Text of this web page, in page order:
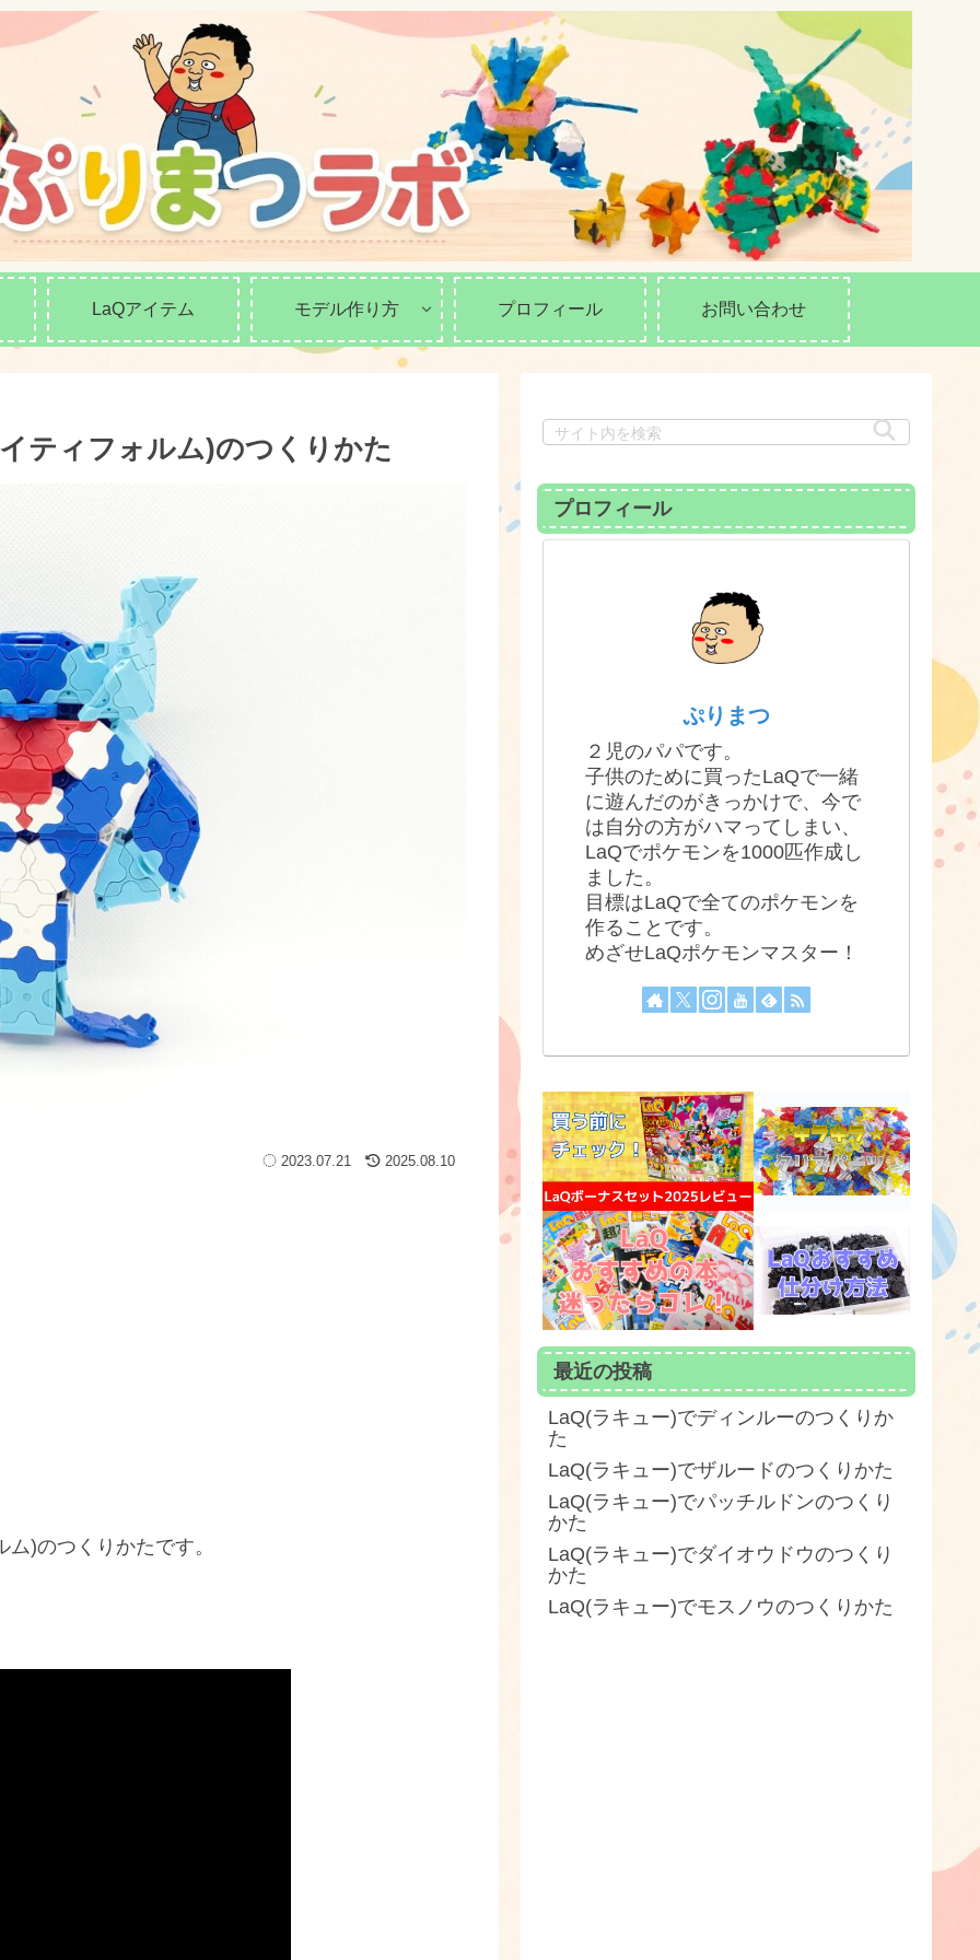
LaQアイテム モデル作り方 プロフィール お問い合わせ
ティフォルム)のつくりかた
2023.07.21 2025.08.10
)のつくりかたです。
プロフィール
ぷりまつ
２児のパパです。
子供のために買ったLaQで一緒
に遊んだのがきっかけで、今で
は自分の方がハマってしまい、
LaQでポケモンを1000匹作成し
ました。
目標はLaQで全てのポケモンを
作ることです。
めざせLaQポケモンマスター！
最近の投稿
LaQ(ラキュー)でディンルーのつくりか
た
LaQ(ラキュー)でザルードのつくりかた
LaQ(ラキュー)でパッチルドンのつくり
かた
LaQ(ラキュー)でダイオウドウのつくり
かた
LaQ(ラキュー)でモスノウのつくりかた